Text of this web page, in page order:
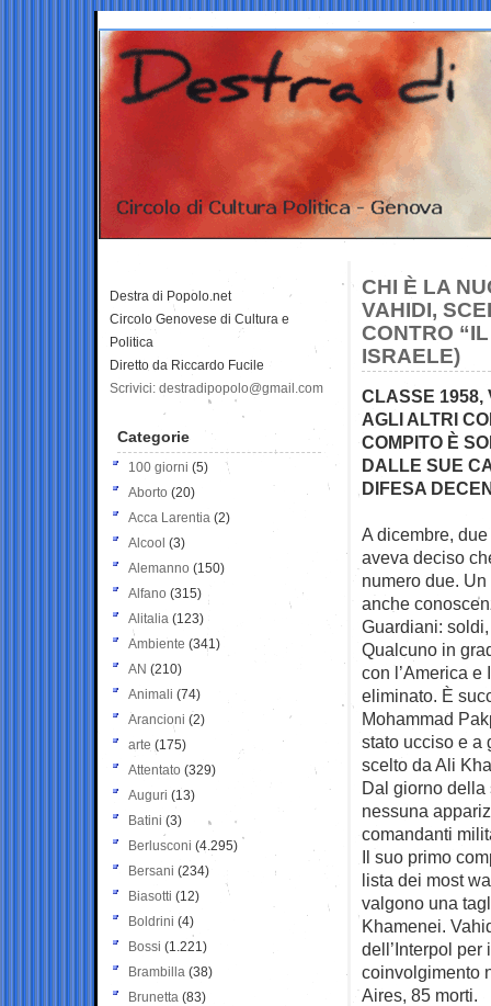
CHI È LA
VAHIDI,
CONTRO
ISRAELE)
CLASSE 1958,
AGLI ALTRI
COMPITO È
DALLE SUE
DIFESA
A dicembre,
aveva deciso
numero due.
anche
Guardiani:
Qualcuno in
con l’America e
eliminato. È
Mohammad
stato ucciso e a
scelto da Ali
Dal giorno della
nessuna
comandanti
Il suo primo
lista dei most
valgono una
Khamenei.
dell’Interpol per
coinvolgimento
Aires, 85 morti.
Destra di Popolo.net
Circolo Genovese di Cultura e
Politica
Diretto da Riccardo Fucile
Scrivici: destradipopolo@gmail.com
Categorie
100 giorni (5)
Aborto (20)
Acca Larentia (2)
Alcool (3)
Alemanno (150)
Alfano (315)
Alitalia (123)
Ambiente (341)
AN (210)
Animali (74)
Arancioni (2)
arte (175)
Attentato (329)
Auguri (13)
Batini (3)
Berlusconi (4.295)
Bersani (234)
Biasotti (12)
Boldrini (4)
Bossi (1.221)
Brambilla (38)
Brunetta (83)